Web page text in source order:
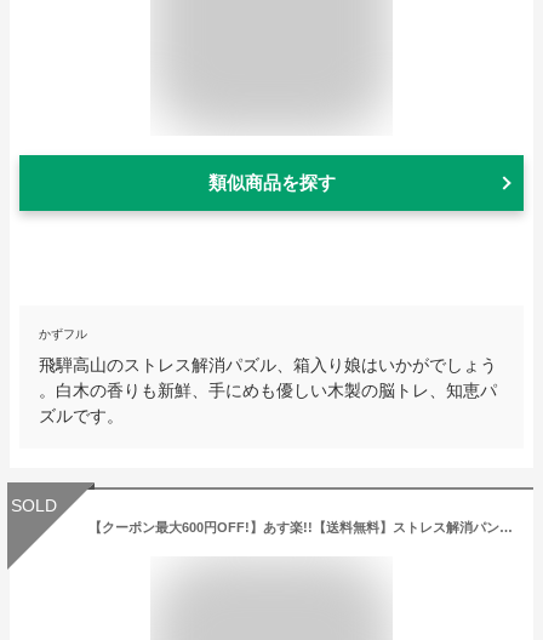
類似商品を探す
かずフル
飛騨高山のストレス解消パズル、箱入り娘はいかがでしょう
。白木の香りも新鮮、手にめも優しい木製の脳トレ、知恵パ
ズルです。
SOLD
【クーポン最大600円OFF!】あす楽!!【送料無料】ストレス解消パンチバッグ ゴールド パンチ キック 起き上がり 運動 ストレス イライラ 解消道具 運動不足 エクササイズ ダイエット 金